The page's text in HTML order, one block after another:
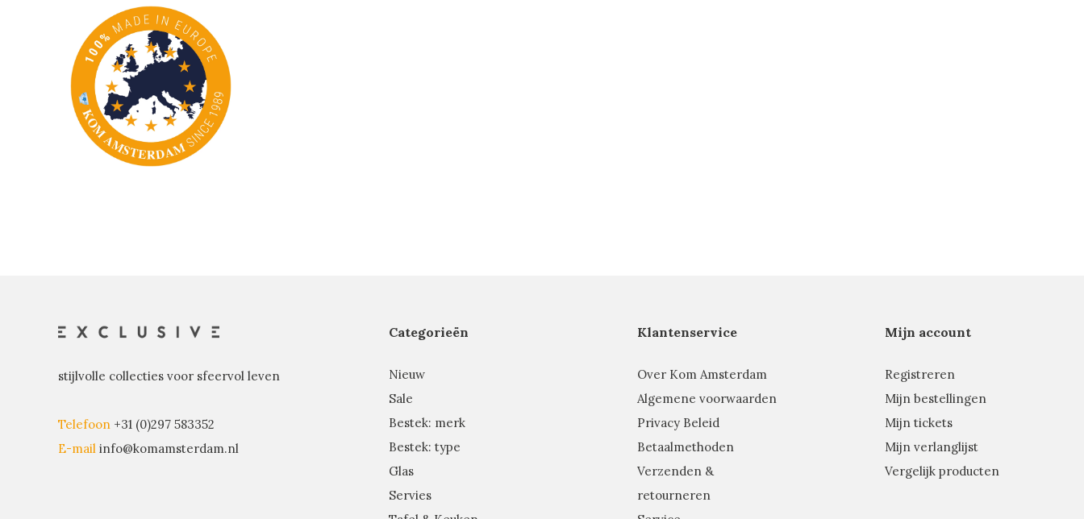
stijlvolle collecties voor sfeervol leven
Telefoon +31 (0)297 583352
E-mail info@komamsterdam.nl
Categorieën
Nieuw
Sale
Bestek: merk
Bestek: type
Glas
Servies
Klantenservice
Over Kom Amsterdam
Algemene voorwaarden
Privacy Beleid
Betaalmethoden
Verzenden &
retourneren
Mijn account
Registreren
Mijn bestellingen
Mijn tickets
Mijn verlanglijst
Vergelijk producten